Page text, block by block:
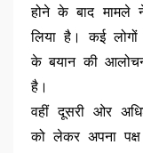
होने के बाद मामले
लिया है। कई लोगों
के बयान की
है।
वहीं दूसरी ओर
को लेकर अपना